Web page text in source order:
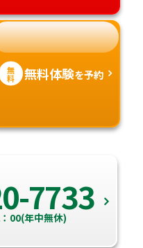
無
料 無料体験を予約
7733
00(年中無休)